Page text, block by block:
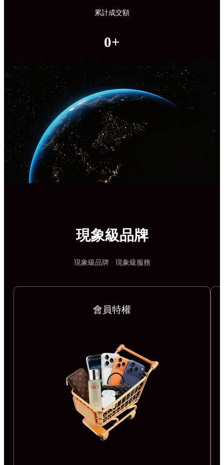
累計成交額
0+
累計訂單
現象級品牌
現象級品牌 · 現象級服務
會員特權